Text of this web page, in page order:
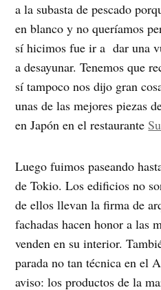
a la subasta de pescado
en blanco y no queríamos
sí hicimos fue ir a dar una
a desayunar. Tenemos que
sí tampoco nos dijo gran
unas de las mejores piezas
en Japón en el restaurante
Luego fuimos paseando
de Tokio. Los edificios no
de ellos llevan la firma de
fachadas hacen honor a las
venden en su interior.
parada no tan técnica en el
aviso: los productos de la